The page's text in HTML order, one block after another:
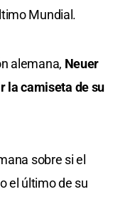
Mundial.
alemana, Neuer
la camiseta de su
sobre si el
el último de su